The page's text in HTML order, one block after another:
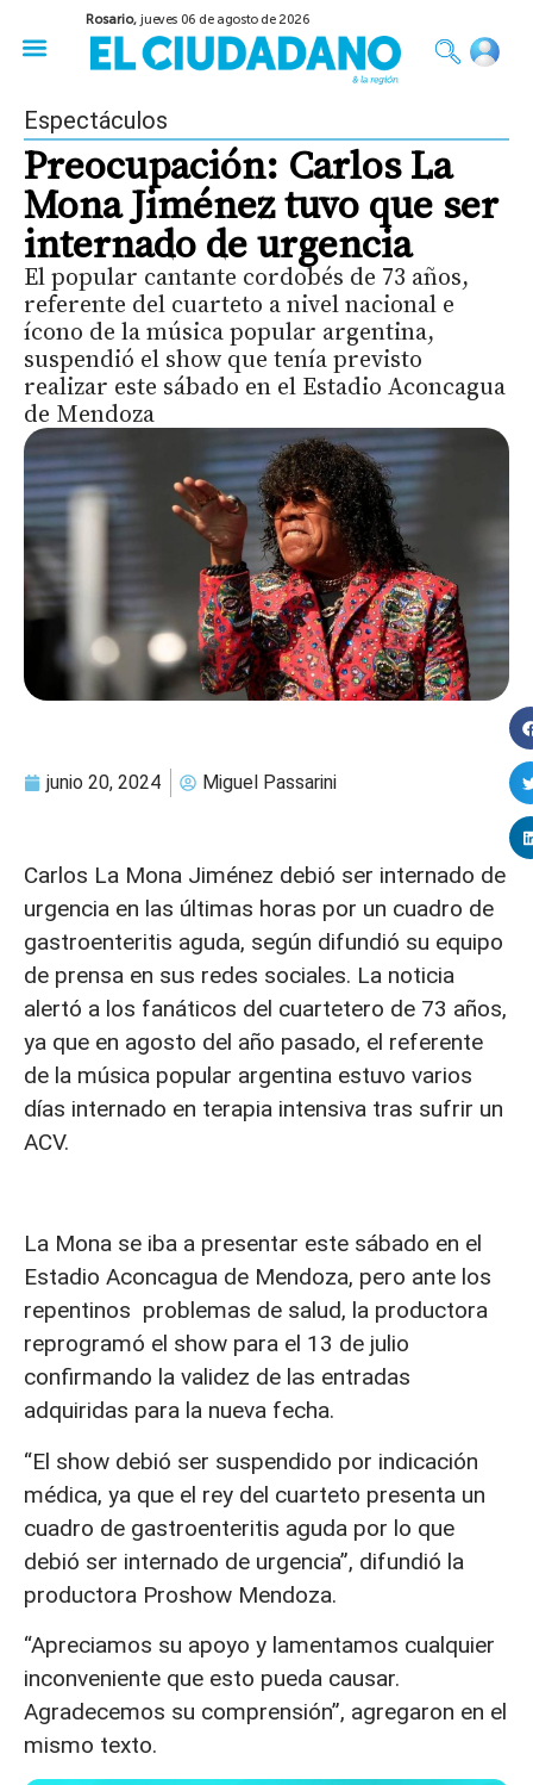
Rosario,jueves 06 de agosto de 2026
Espectáculos
Preocupación: Carlos La
Mona Jiménez tuvo que ser
internado de urgencia
El popular cantante cordobés de 73 años,
referente del cuarteto a nivel nacional e
ícono de la música popular argentina,
suspendió el show que tenía previsto
realizar este sábado en el Estadio Aconcagua
de Mendoza
junio 20, 2024 Miguel Passarini
Carlos La Mona Jiménez debió ser internado de
urgencia en las últimas horas por un cuadro de
gastroenteritis aguda, según difundió su equipo
de prensa en sus redes sociales. La noticia
alertó a los fanáticos del cuartetero de 73 años,
ya que en agosto del año pasado, el referente
de la música popular argentina estuvo varios
días internado en terapia intensiva tras sufrir un
ACV.
La Mona se iba a presentar este sábado en el
Estadio Aconcagua de Mendoza, pero ante los
repentinos problemas de salud, la productora
reprogramó el show para el 13 de julio
confirmando la validez de las entradas
adquiridas para la nueva fecha.
“El show debió ser suspendido por indicación
médica, ya que el rey del cuarteto presenta un
cuadro de gastroenteritis aguda por lo que
debió ser internado de urgencia”, difundió la
productora Proshow Mendoza.
“Apreciamos su apoyo y lamentamos cualquier
inconveniente que esto pueda causar.
Agradecemos su comprensión”, agregaron en el
mismo texto.